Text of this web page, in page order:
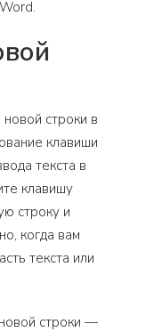
строки в
клавиши
текста в
клавишу
строку и
когда вам
текста или
строки —